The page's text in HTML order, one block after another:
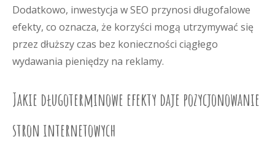
Dodatkowo, inwestycja w SEO przynosi długofalowe
efekty, co oznacza, że korzyści mogą utrzymywać się
przez dłuższy czas bez konieczności ciągłego
wydawania pieniędzy na reklamy.
Jakie długoterminowe efekty daje pozycjonowanie
stron internetowych